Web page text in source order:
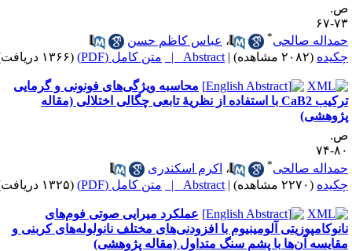
۶۷
صالحی
،عباس کاظم حسن
(۲۰۸۲ مشاهده) |
Abstract | متن کامل (PDF) (۱۳۶۶ دریافت)
محاسبه ویژگی‌های فونونی و گرمایی
ترکیب CaB2 با استفاده از نظریۀ تابعی چگالی اختلالی (مقاله
۷۴
صالحی
،اکرم اسکندری
(۲۲۷۰ مشاهده) |
Abstract | متن کامل (PDF) (۱۳۲۵ دریافت)
عملکرد میرایی صوتی فوم‌های
آلومینیوم با افزودنی‌های مختلف نانولوله‌های کربنی و
آن‌ها‌ با پشم سنگ متداول (مقاله پژوهشی)